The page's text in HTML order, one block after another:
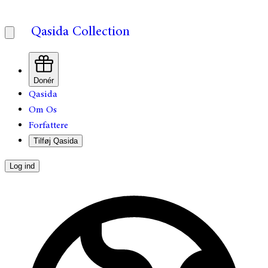
Qasida Collection
Donér
Qasida
Om Os
Forfattere
Tilføj Qasida
Log ind